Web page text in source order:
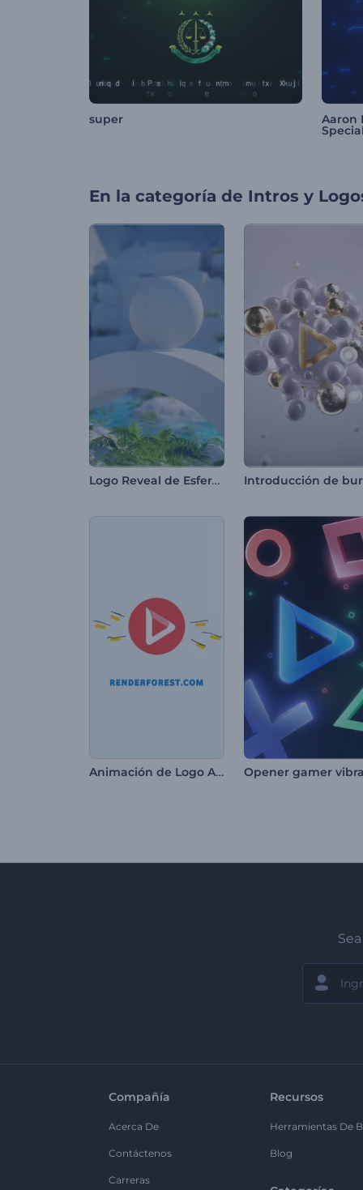
super Aaron
En la categoría de Intros y
Logo Reveal de Esfera Etérea
Animación de Logo Alegre
Compañía
Acerca De
Contáctenos
Carreras
Recursos
Herramientas De
Blog